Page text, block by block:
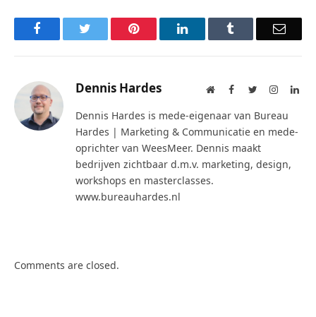
Facebook Pinterest LinkedIn Email
Dennis Hardes WebsiteFacebook
TwitterInstagram
Dennis Hardes is mede-eigenaar van Bureau
Hardes | Marketing & Communicatie en mede-
oprichter van WeesMeer. Dennis maakt
bedrijven zichtbaar d.m.v. marketing, design,
workshops en masterclasses.
www.bureauhardes.nl
Comments are closed.